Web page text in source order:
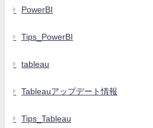
PowerBI
Tips_PowerBI
tableau
Tableauアップデート情報
Tips_Tableau